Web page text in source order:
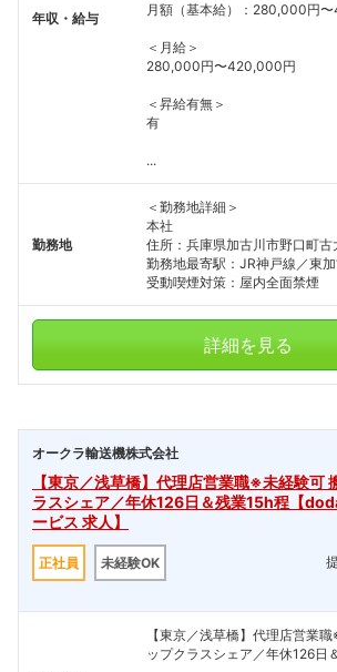
年収・給与
月額（基本給）：280,000円
＜月給＞
280,000円〜420,000円
＜昇給有無＞
有
...
勤務地
＜勤務地詳細＞
本社
住所：兵庫県加古川市野口町
勤務地最寄駅：JR神戸線／東
受動喫煙対策：屋内全面禁煙
詳細を見る
オークラ輸送機株式会社
【東京／浅草橋】代理店営業職※未経験可
ラスシェア／年休126日＆残業15h程【
ービス 求人】
正社員 未経験OK
【東京／浅草橋】代理店営業
ップクラスシェア／年休126日